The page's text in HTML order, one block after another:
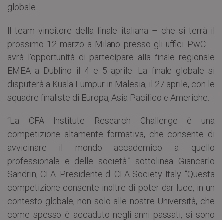
globale.
ll team vincitore della finale italiana – che si terrà il
prossimo 12 marzo a Milano presso gli uffici PwC –
avrà l’opportunità di partecipare alla finale regionale
EMEA a Dublino il 4 e 5 aprile. La finale globale si
disputerà a Kuala Lumpur in Malesia, il 27 aprile, con le
squadre finaliste di Europa, Asia Pacifico e Americhe.
“La CFA Institute Research Challenge è una
competizione altamente formativa, che consente di
avvicinare il mondo accademico a quello
professionale e delle società.” sottolinea Giancarlo
Sandrin, CFA, Presidente di CFA Society Italy. “Questa
competizione consente inoltre di poter dar luce, in un
contesto globale, non solo alle nostre Università, che
come spesso è accaduto negli anni passati, si sono